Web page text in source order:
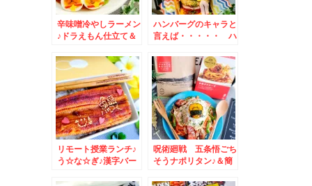
辛味噌冷やしラーメン
♪ドラえもん仕立て＆
崎マンゴー☆
ハンバーグのキャラと
言えば・・・・・ ハ
リモート授業ランチ♪
う☆な☆ぎ♪漢字バー
呪術廻戦 五条悟ごち
そうナポリタン♪＆簡